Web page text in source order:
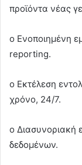
προϊόντα νέας
o Ενοποιημένη
reporting.
o Εκτέλεση
χρόνο, 24/7.
o Διασυνοριακή
δεδομένων.